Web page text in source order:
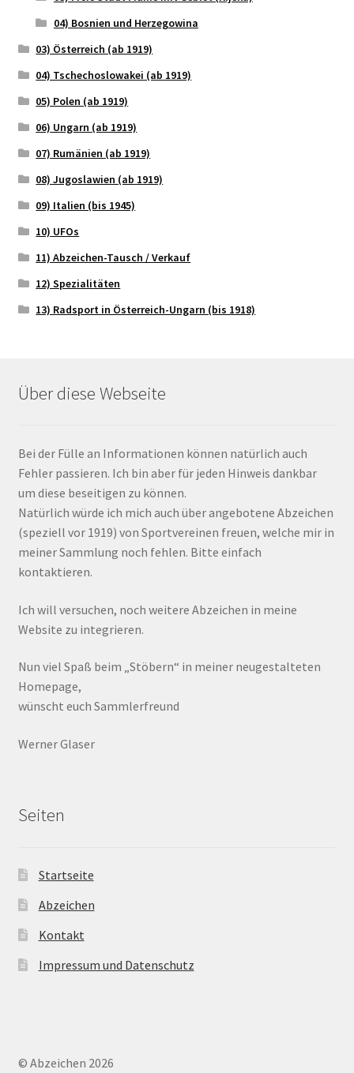
04) Bosnien und Herzegowina
03) Österreich (ab 1919)
04) Tschechoslowakei (ab 1919)
05) Polen (ab 1919)
06) Ungarn (ab 1919)
07) Rumänien (ab 1919)
08) Jugoslawien (ab 1919)
09) Italien (bis 1945)
10) UFOs
11) Abzeichen-Tausch / Verkauf
12) Spezialitäten
13) Radsport in Österreich-Ungarn (bis 1918)
Über diese Webseite
Bei der Fülle an Informationen können natürlich auch
Fehler passieren. Ich bin aber für jeden Hinweis dankbar
um diese beseitigen zu können.
Natürlich würde ich mich auch über angebotene Abzeichen
(speziell vor 1919) von Sportvereinen freuen, welche mir in
meiner Sammlung noch fehlen. Bitte einfach
kontaktieren.
Ich will versuchen, noch weitere Abzeichen in meine
Website zu integrieren.
Nun viel Spaß beim „Stöbern“ in meiner neugestalteten
Homepage,
wünscht euch Sammlerfreund
Werner Glaser
Seiten
Startseite
Abzeichen
Kontakt
Impressum und Datenschutz
© Abzeichen 2026